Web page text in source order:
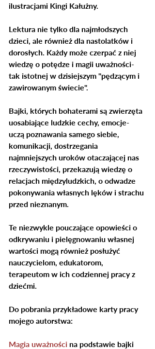
ilustracjami Kingi Kałużny.
Lektura nie tylko dla najmłodszych
dzieci, ale również dla nastolatków i
dorosłych. Każdy może czerpać z niej
wiedzę o potędze i magii uważności-
tak istotnej w dzisiejszym "pędzącym i
zawirowanym świecie".
Bajki, których bohaterami są zwierzęta
uosabiające ludzkie cechy, emocje-
uczą poznawania samego siebie,
komunikacji, dostrzegania
najmniejszych uroków otaczającej nas
rzeczywistości, przekazują wiedzę o
relacjach międzyludzkich, o odwadze
pokonywania własnych lęków i strachu
przed nieznanym.
Te niezwykle pouczające opowieści o
odkrywaniu i pielęgnowaniu własnej
wartości mogą również posłużyć
nauczycielom, edukatorom,
terapeutom w ich codziennej pracy z
dziećmi.
Do pobrania przykładowe karty pracy
mojego autorstwa:
Magia uważności na podstawie bajki